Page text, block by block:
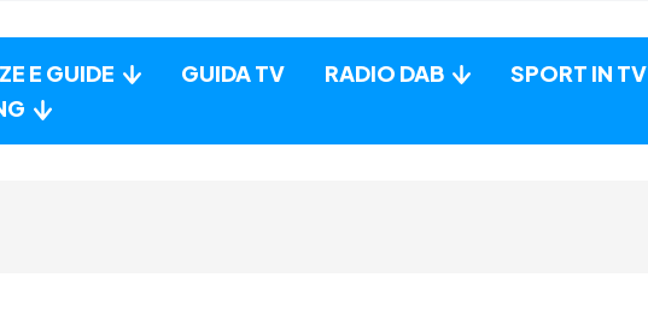
E GUIDE GUIDA TV RADIO DAB SPORT IN TV